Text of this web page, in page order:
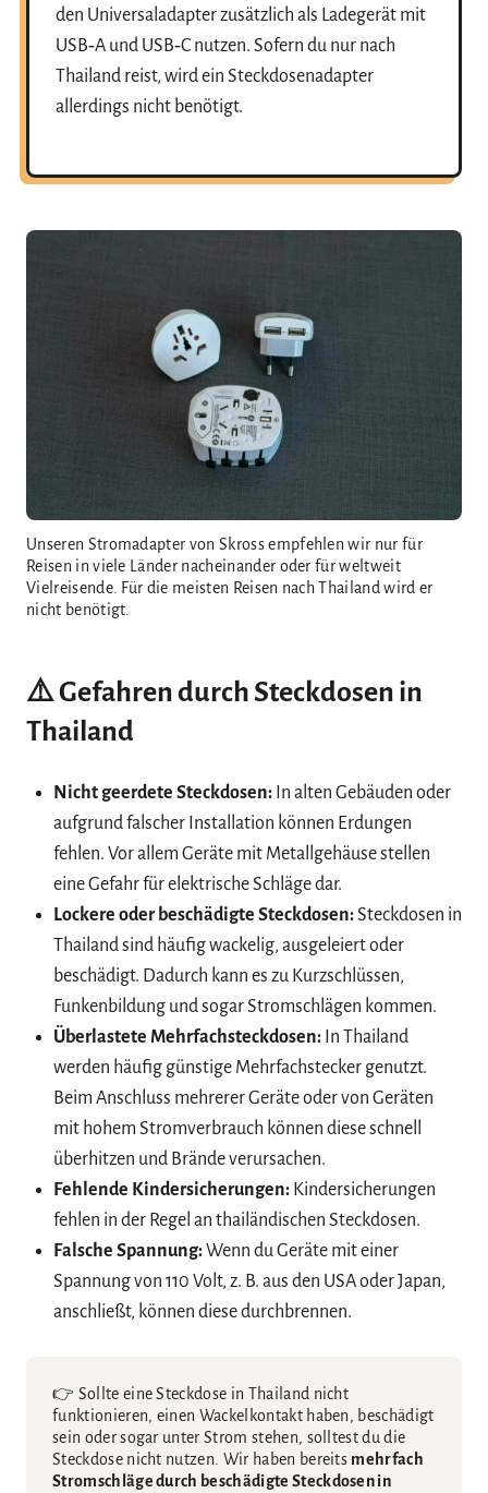
den Universaladapter zusätzlich als Ladegerät mit
USB‑A und USB‑C nutzen. Sofern du nur nach
Thailand reist, wird ein Steckdosenadapter
allerdings nicht benötigt.
Unseren Stromadapter von Skross empfehlen wir nur für
Reisen in viele Länder nacheinander oder für weltweit
Vielreisende. Für die meisten Reisen nach Thailand wird er
nicht benötigt.
⚠️ Gefahren durch Steckdosen in
Thailand
Nicht geerdete Steckdosen: In alten Gebäuden oder
aufgrund falscher Installation können Erdungen
fehlen. Vor allem Geräte mit Metallgehäuse stellen
eine Gefahr für elektrische Schläge dar.
Lockere oder beschädigte Steckdosen:Steckdosen in
Thailand sind häufig wackelig, ausgeleiert oder
beschädigt. Dadurch kann es zu Kurzschlüssen,
Funkenbildung und sogar Stromschlägen kommen.
Überlastete Mehrfachsteckdosen: In Thailand
werden häufig günstige Mehrfachstecker genutzt.
Beim Anschluss mehrerer Geräte oder von Geräten
mit hohem Stromverbrauch können diese schnell
überhitzen und Brände verursachen.
Fehlende Kindersicherungen: Kindersicherungen
fehlen in der Regel an thailändischen Steckdosen.
Falsche Spannung:Wenn du Geräte mit einer
Spannung von 110 Volt, z. B. aus den USA oder Japan,
anschließt, können diese durchbrennen.
👉 Sollte eine Steckdose in Thailand nicht
funktionieren, einen Wackelkontakt haben, beschädigt
sein oder sogar unter Strom stehen, solltest du die
Steckdose nicht nutzen. Wir haben bereits mehrfach
Stromschläge durch beschädigte Steckdosen in